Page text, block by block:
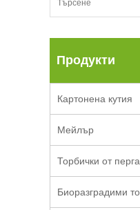
Продукти
Картонена кутия
Мейлър
Торбички от
Биоразградими